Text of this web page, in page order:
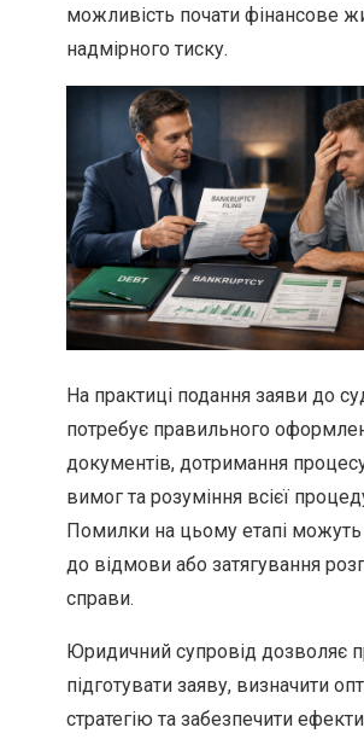
можливість почати фінансове
надмірного тиску.
На практиці подання заяви до
потребує правильного
документів, дотримання
вимог та розуміння всієї
Помилки на цьому етапі
до відмови або затягування
справи.
Юридичний супровід дозволяє
підготувати заяву, визначити
стратегію та забезпечити